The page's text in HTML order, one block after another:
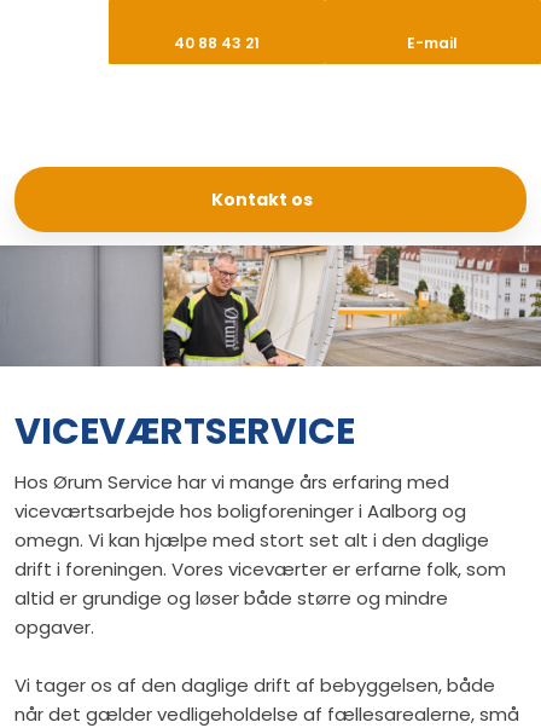
Kontakt os
40 88 43 21 E-mail
VICEVÆRTSERVICE
Hos Ørum Service har vi mange års erfaring med
viceværtsarbejde hos boligforeninger i Aalborg og
omegn. Vi kan hjælpe med stort set alt i den daglige
drift i foreningen. Vores viceværter er erfarne folk, som
altid er grundige og løser både større og mindre
opgaver.
Vi tager os af den daglige drift af bebyggelsen, både
når det gælder vedligeholdelse af fællesarealerne, små